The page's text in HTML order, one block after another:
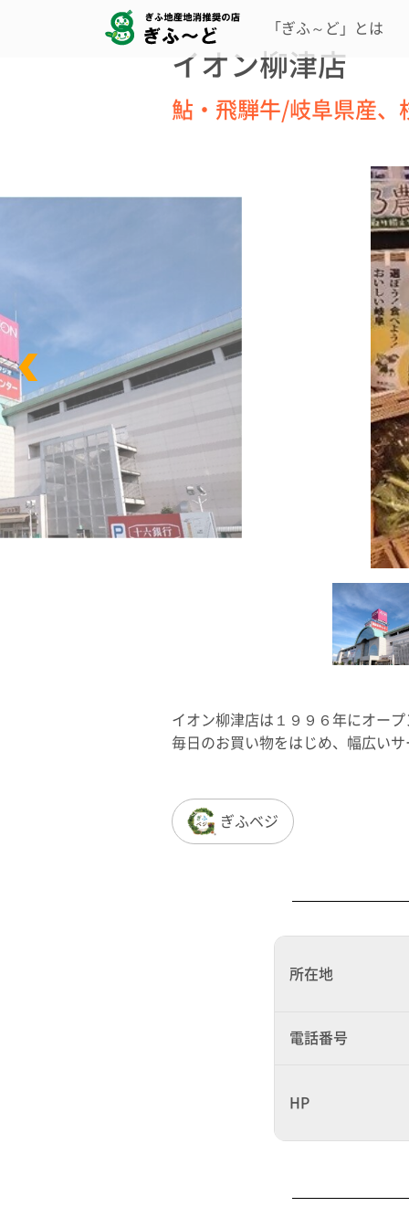
「ぎふ～ど」とは
イオン柳津店
鮎・飛騨牛/岐阜県産、
イオン柳津店は１９９６年にオー
毎日のお買い物をはじめ、幅広い
ぎふベジ
所在地
電話番号
HP